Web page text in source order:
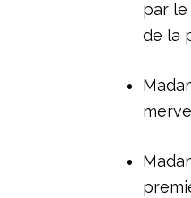
par le
de la